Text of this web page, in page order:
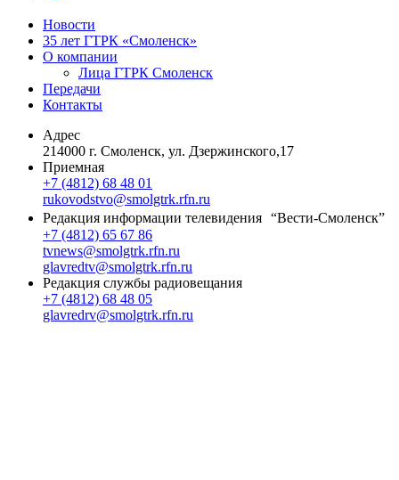
Новости
35 лет ГТРК «Смоленск»
О компании
Лица ГТРК Смоленск
Передачи
Контакты
Адрес
214000 г. Смоленск, ул. Дзержинского,17
Приемная
+7 (4812) 68 48 01
rukovodstvo@smolgtrk.rfn.ru
Редакция информации телевидения “Вести-Смоленск”
+7 (4812) 65 67 86
tvnews@smolgtrk.rfn.ru
glavredtv@smolgtrk.rfn.ru
Редакция службы радиовещания
+7 (4812) 68 48 05
glavredrv@smolgtrk.rfn.ru